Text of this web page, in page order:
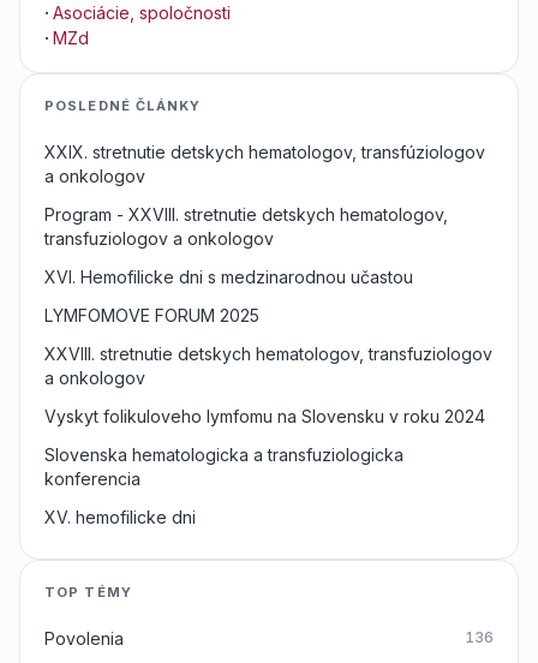
· Asociácie, spoločnosti
· MZd
POSLEDNÉ ČLÁNKY
XXIX. stretnutie detskych hematologov, transfúziologov
a onkologov
Program - XXVIII. stretnutie detskych hematologov,
transfuziologov a onkologov
XVI. Hemofilicke dni s medzinarodnou učastou
LYMFOMOVE FORUM 2025
XXVIII. stretnutie detskych hematologov, transfuziologov
a onkologov
Vyskyt folikuloveho lymfomu na Slovensku v roku 2024
Slovenska hematologicka a transfuziologicka
konferencia
XV. hemofilicke dni
TOP TÉMY
Povolenia 136